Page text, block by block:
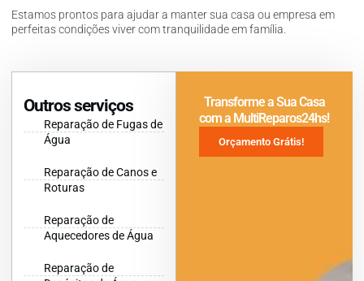
Estamos prontos para ajudar a manter sua casa ou empresa em
perfeitas condições viver com tranquilidade em família.
Outros serviços
Reparação de Fugas de
Água
Reparação de Canos e
Roturas
Reparação de
Aquecedores de Água
Reparação de
Transforme a Sua Casa
com a MultiReparos24hs!
Orçamento Grátis!